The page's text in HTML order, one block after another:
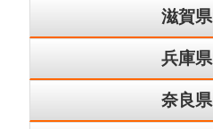
滋賀県
兵庫県
奈良県